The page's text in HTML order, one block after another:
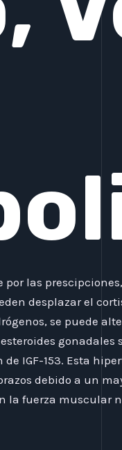
las
desplazar el
se puede
IGF-153. Esta
debido a un
la fuerza